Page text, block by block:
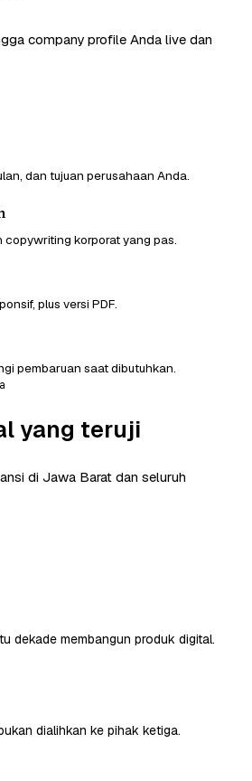
company profile Anda live dan
dan tujuan perusahaan Anda.
copywriting korporat yang pas.
plus versi PDF.
pembaruan saat dibutuhkan.
yang teruji
di Jawa Barat dan seluruh
dekade membangun produk digital.
dialihkan ke pihak ketiga.